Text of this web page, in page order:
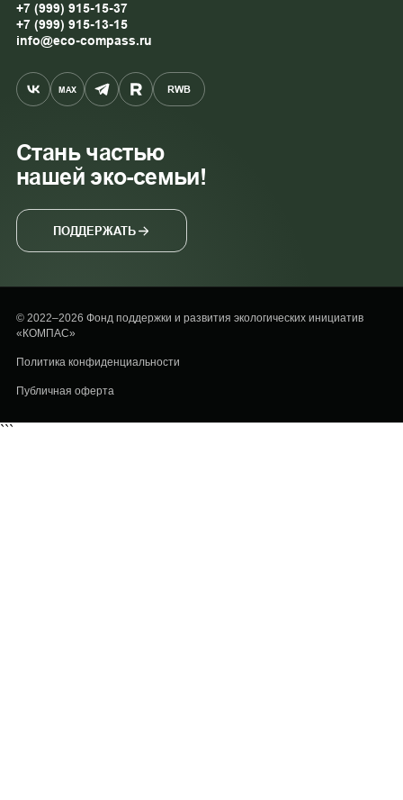
+7 (999) 915-15-37
+7 (999) 915-13-15
info@eco-compass.ru
MAX RWB
Стань частью
нашей эко-семьи!
ПОДДЕРЖАТЬ
© 2022–2026 Фонд поддержки и развития экологических инициатив
«КОМПАС»
Политика конфиденциальности
Публичная оферта
```